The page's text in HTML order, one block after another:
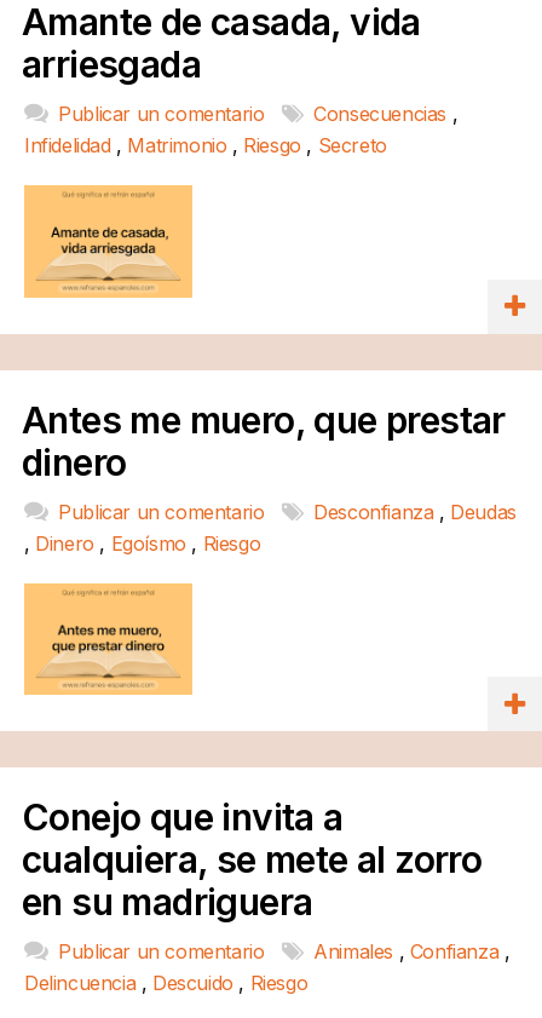
Amante de casada, vida
arriesgada
Publicar un comentario Consecuencias ,
Infidelidad , Matrimonio , Riesgo , Secreto
Antes me muero, que prestar
dinero
Publicar un comentario Desconfianza , Deudas
, Dinero , Egoísmo , Riesgo
Conejo que invita a
cualquiera, se mete al zorro
en su madriguera
Publicar un comentario Animales , Confianza ,
Delincuencia , Descuido , Riesgo